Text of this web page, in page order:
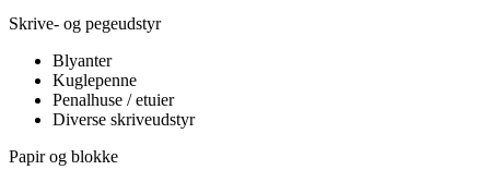
Skrive- og pegeudstyr
Blyanter
Kuglepenne
Penalhuse / etuier
Diverse skriveudstyr
Papir og blokke